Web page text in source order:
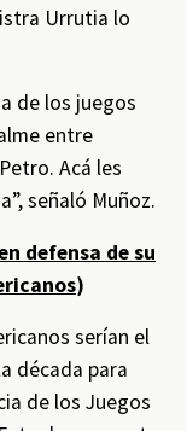
Urrutia lo
de los juegos
entre
Acá les
señaló Muñoz.
defensa de su
)
serían el
década para
de los Juegos